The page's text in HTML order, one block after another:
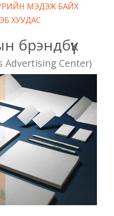
МЭДЭЖ БАЙХ
ХУУДАС
брэндбүүк
Advertising Center)